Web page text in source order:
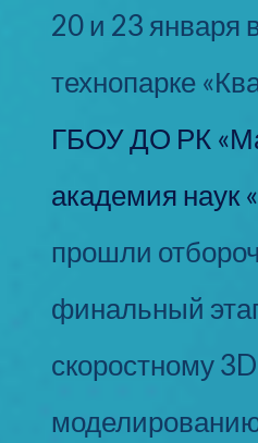
20 и 23 января
технопарке
ГБОУ ДО РК
академия наук
прошли
финальный
скоростному 3D